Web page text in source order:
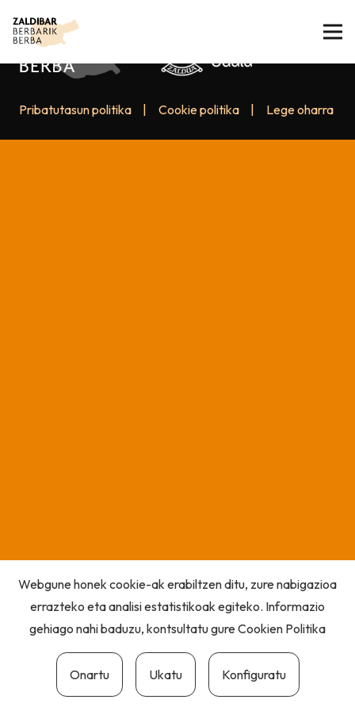
Pribatutasun politika Cookie politika Lege oharra
Webgune honek cookie-ak erabiltzen ditu, zure nabigazioa
errazteko eta analisi estatistikoak egiteko. Informazio
gehiago nahi baduzu, kontsultatu gureCookien Politika
Onartu Ukatu Konfiguratu